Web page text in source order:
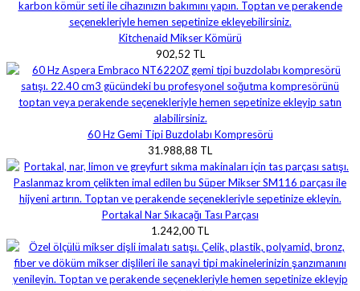
Kitchenaid Mikser Kömürü
902,52 TL
60 Hz Gemi Tipi Buzdolabı Kompresörü
31.988,88 TL
Portakal Nar Sıkacağı Tası Parçası
1.242,00 TL